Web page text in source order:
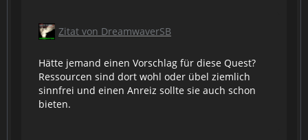
Zitat von DreamwaverSB
Hätte jemand einen Vorschlag für diese Quest?
Ressourcen sind dort wohl oder übel ziemlich
sinnfrei und einen Anreiz sollte sie auch schon
bieten.